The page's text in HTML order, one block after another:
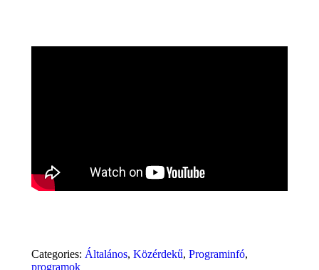
Categories: Általános, Közérdekű, Programinfó,
programok